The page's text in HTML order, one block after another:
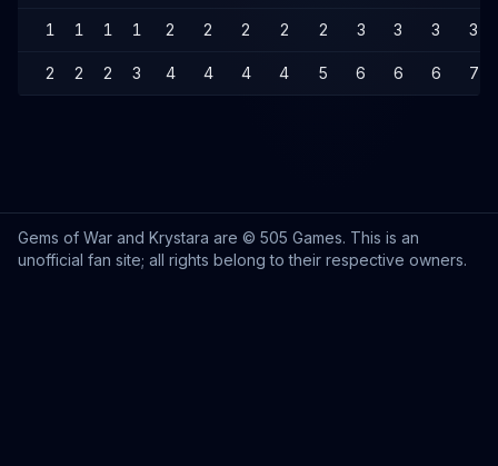
1 1 1 1 2 2 2 2 2 3 3 3 3
2 2 2 3 4 4 4 4 5 6 6 6 7
Gems of War and Krystara are © 505 Games. This is an
unofficial fan site; all rights belong to their respective owners.